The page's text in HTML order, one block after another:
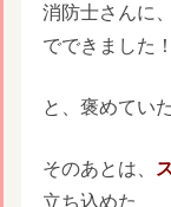
消防士さんに
でできました！
と、褒めてい
そのあとは、
立ち込めた